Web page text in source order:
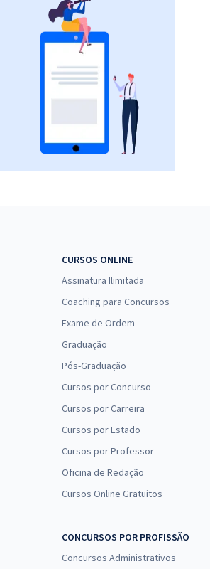
CURSOS ONLINE
Assinatura Ilimitada
Coaching para Concursos
Exame de Ordem
Graduação
Pós-Graduação
Cursos por Concurso
Cursos por Carreira
Cursos por Estado
Cursos por Professor
Oficina de Redação
Cursos Online Gratuitos
CONCURSOS POR PROFISSÃO
Concursos Administrativos